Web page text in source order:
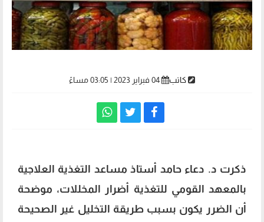
كاتب
ذكرت د. دعاء حامد أستاذ مساعد التغذية العلاجية
بالمعهد القومي للتغذية أضرار المخللات، موضحة
أن الضرر يكون بسبب طريقة التخليل غير الصحيحة